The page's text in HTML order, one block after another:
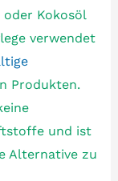
Kokosöl
verwendet
Produkten.
und ist
Alternative zu